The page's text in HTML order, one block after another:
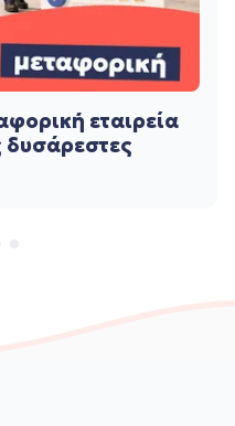
εταιρεία
δυσάρεστες